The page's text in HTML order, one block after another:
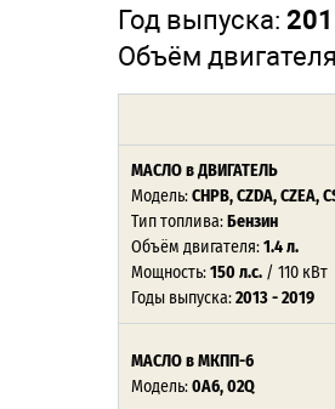
Год выпуска:
Объём
МАСЛО в ДВИГАТЕЛЬ
Модель:CHPB, CZDA, CZEA,
Тип топлива:Бензин
Объём двигателя:1.4 л.
Мощность:150 л.с. / 110 кВт
Годы выпуска:2013 - 2019
МАСЛО в МКПП-6
Модель:0A6, 02Q